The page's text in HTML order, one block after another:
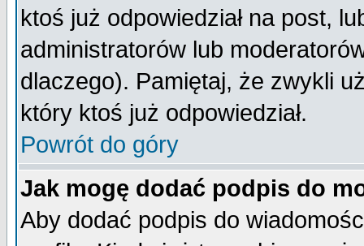
ktoś już odpowiedział na post,
administratorów lub
dlaczego). Pamiętaj, że zwykli
który ktoś już odpowiedział.
Powrót do góry
Jak mogę dodać podpis do
Aby dodać podpis do